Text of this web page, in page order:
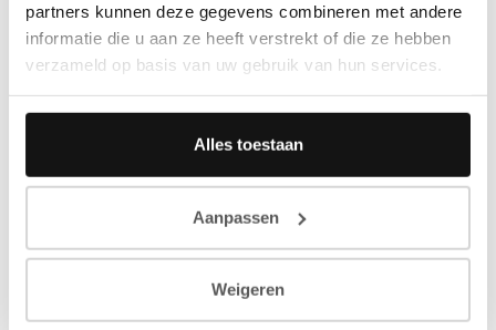
partners kunnen deze gegevens combineren met andere
informatie die u aan ze heeft verstrekt of die ze hebben
verzameld op basis van uw gebruik van hun services.
Alles toestaan
Aanpassen
Weigeren
Klaar om samen te bouwen aan
uw project?
Laten we kennismaken.